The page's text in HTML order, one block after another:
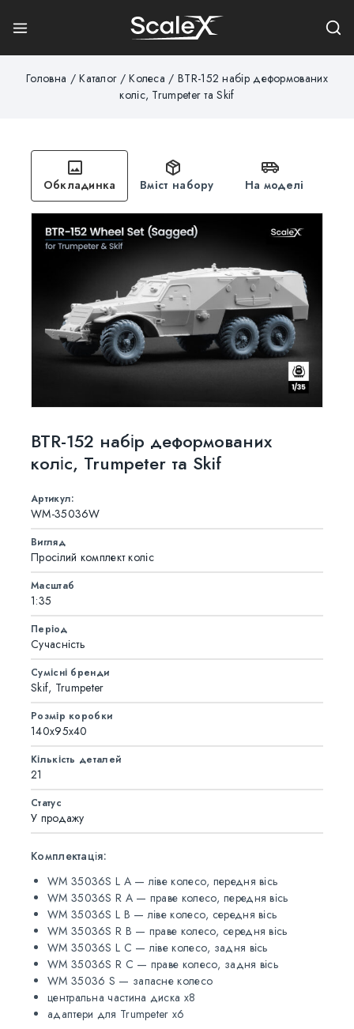
Головна / Каталог / Колеса / BTR-152 набір деформованих
коліс, Trumpeter та Skif
Обкладинка Вміст набору На моделі
BTR-152 набір деформованих
коліс, Trumpeter та Skif
Артикул:
WM-35036W
Вигляд
Просілий комплект коліс
Масштаб
1:35
Період
Сучасність
Сумісні бренди
Skif, Trumpeter
Розмір коробки
140x95x40
Кількість деталей
21
Статус
У продажу
Комплектація:
WM 35036S L A — ліве колесо, передня вісь
WM 35036S R A — праве колесо, передня вісь
WM 35036S L B — ліве колесо, середня вісь
WM 35036S R B — праве колесо, середня вісь
WM 35036S L C — ліве колесо, задня вісь
WM 35036S R C — праве колесо, задня вісь
WM 35036 S — запасне колесо
центральна частина диска х8
адаптери для Trumpeter x6